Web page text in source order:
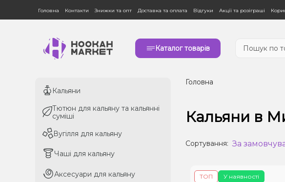
Головна Контакти Знижки та опт Доставка та оплата Відгуки Акції та розіграші
Каталог товарів
Кальяни
Тютюн для кальяну та кальянні
суміші
Вугілля для кальяну
Чаші для кальяну
Аксесуари для кальяну
Кальяни
Тютюн для кальяну та кальянні
суміші
Вугілля для кальяну
Чаші для кальяну
Аксесуари для кальяну
Головна
Кальяни в
Сортування: За
У наявності
ТОП